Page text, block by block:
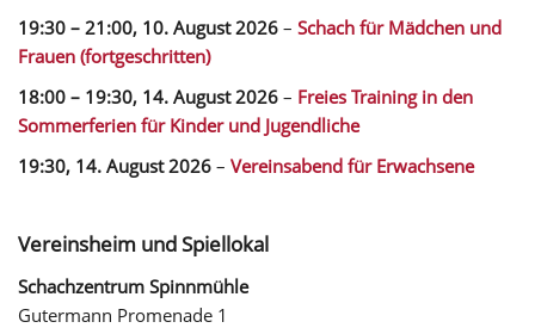
19:30 – 21:00, 10. August 2026 – Schach für Mädchen und
Frauen (fortgeschritten)
18:00 – 19:30, 14. August 2026 – Freies Training in den
Sommerferien für Kinder und Jugendliche
19:30, 14. August 2026 – Vereinsabend für Erwachsene
Vereinsheim und Spiellokal
Schachzentrum Spinnmühle
Gutermann Promenade 1